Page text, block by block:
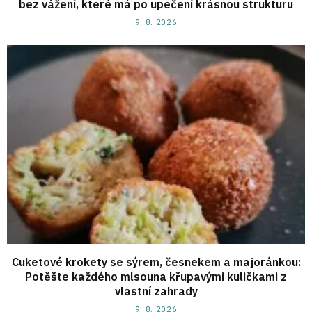
bez vážení, které má po upečení krásnou strukturu
9. 8. 2026
Cuketové krokety se sýrem, česnekem a majoránkou:
Potěšte každého mlsouna křupavými kuličkami z
vlastní zahrady
9. 8. 2026